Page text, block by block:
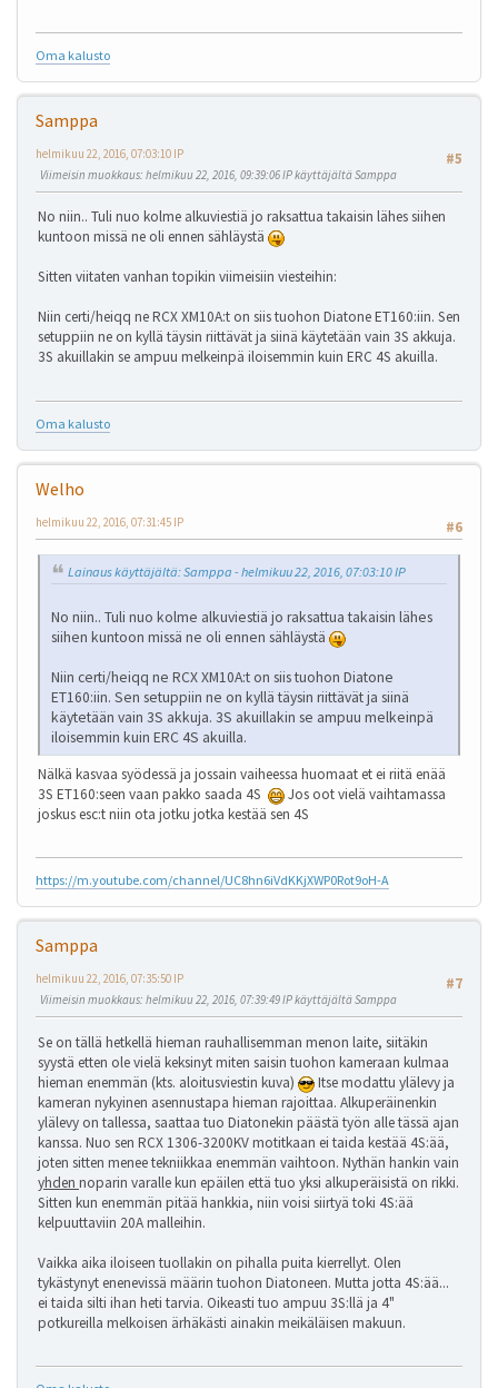
Oma kalusto
Samppa
#5
helmikuu 22, 2016, 07:03:10 IP
Viimeisin muokkaus: helmikuu 22, 2016, 09:39:06 IP käyttäjältä Samppa
No niin.. Tuli nuo kolme alkuviestiä jo raksattua takaisin lähes siihen
kuntoon missä ne oli ennen sähläystä
Sitten viitaten vanhan topikin viimeisiin viesteihin:
Niin certi/heiqq ne RCX XM10A:t on siis tuohon Diatone ET160:iin. Sen
setuppiin ne on kyllä täysin riittävät ja siinä käytetään vain 3S akkuja.
3S akuillakin se ampuu melkeinpä iloisemmin kuin ERC 4S akuilla.
Oma kalusto
Welho
#6
helmikuu 22, 2016, 07:31:45 IP
Lainaus käyttäjältä: Samppa - helmikuu 22, 2016, 07:03:10 IP
No niin.. Tuli nuo kolme alkuviestiä jo raksattua takaisin lähes
siihen kuntoon missä ne oli ennen sähläystä
Niin certi/heiqq ne RCX XM10A:t on siis tuohon Diatone
ET160:iin. Sen setuppiin ne on kyllä täysin riittävät ja siinä
käytetään vain 3S akkuja. 3S akuillakin se ampuu melkeinpä
iloisemmin kuin ERC 4S akuilla.
Nälkä kasvaa syödessä ja jossain vaiheessa huomaat et ei riitä enää
3S ET160:seen vaan pakko saada 4S
Jos oot vielä vaihtamassa
joskus esc:t niin ota jotku jotka kestää sen 4S
https://m.youtube.com/channel/UC8hn6iVdKKjXWP0Rot9oH-A
Samppa
#7
helmikuu 22, 2016, 07:35:50 IP
Viimeisin muokkaus: helmikuu 22, 2016, 07:39:49 IP käyttäjältä Samppa
Se on tällä hetkellä hieman rauhallisemman menon laite, siitäkin
syystä etten ole vielä keksinyt miten saisin tuohon kameraan kulmaa
hieman enemmän (kts. aloitusviestin kuva)
Itse modattu ylälevy ja
kameran nykyinen asennustapa hieman rajoittaa. Alkuperäinenkin
ylälevy on tallessa, saattaa tuo Diatonekin päästä työn alle tässä ajan
kanssa. Nuo sen RCX 1306-3200KV motitkaan ei taida kestää 4S:ää,
joten sitten menee tekniikkaa enemmän vaihtoon. Nythän hankin vain
yhden noparin varalle kun epäilen että tuo yksi alkuperäisistä on rikki.
Sitten kun enemmän pitää hankkia, niin voisi siirtyä toki 4S:ää
kelpuuttaviin 20A malleihin.
Vaikka aika iloiseen tuollakin on pihalla puita kierrellyt. Olen
tykästynyt enenevissä määrin tuohon Diatoneen. Mutta jotta 4S:ää...
ei taida silti ihan heti tarvia. Oikeasti tuo ampuu 3S:llä ja 4"
potkureilla melkoisen ärhäkästi ainakin meikäläisen makuun.